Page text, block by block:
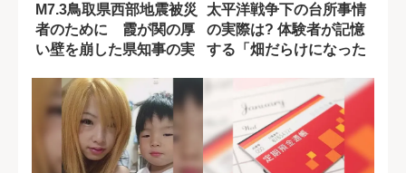
M7.3鳥取県西部地震被災
者のために 霞が関の厚
い壁を崩した県知事の実
太平洋戦争下の台所事情
の実際は? 体験者が記憶
する「畑だらけになった